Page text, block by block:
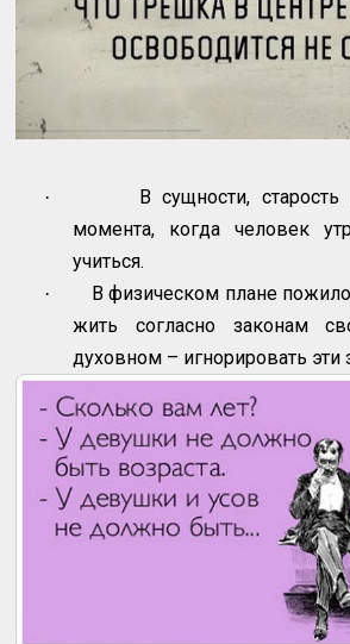
·
В сущности, старость
момента, когда человек
учиться.
·
В физическом плане
жить согласно законам
духовном – игнорировать эти